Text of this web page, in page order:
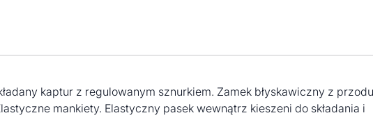
kaptur z regulowanym sznurkiem. Zamek błyskawiczny z
mankiety. Elastyczny pasek wewnątrz kieszeni do składania i